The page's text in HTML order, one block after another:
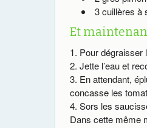
3 cuillères à
Et
Pour dégraisser
Jette l’eau et
En attendant,
concasse les
Sors les
Dans cette même